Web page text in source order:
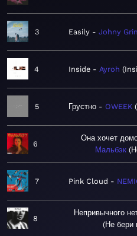
3 Easily Johny
4 Inside Ayroh
5 Грустно OWEEK
6
Она хочет
Мальбэк
7 Pink Cloud
8
Непривычного
Не бери